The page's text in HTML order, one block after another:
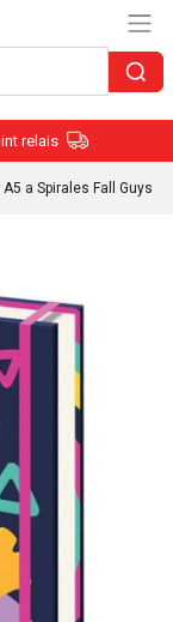
relais
a Spirales Fall Guys